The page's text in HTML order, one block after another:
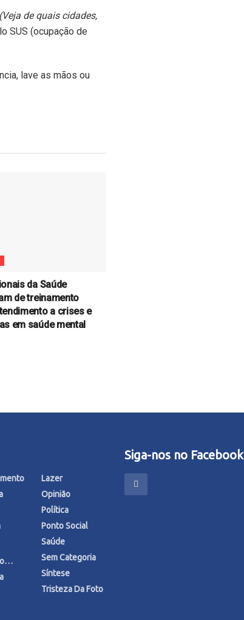
(Veja de quais cidades,
SUS (ocupação de
lave as mãos ou
da Saúde
de treinamento
a crises e
em saúde mental
Lazer
Opinião
Política
Ponto Social
Saúde
Sem Categoria
Síntese
Tristeza Da Foto
Siga-nos no Facebook